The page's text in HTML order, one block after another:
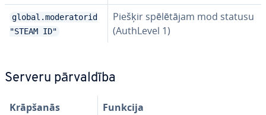
global.moderatorid
"STEAM ID"
Piešķir spē­lē­tā­jam mod statusu
(AuthLevel 1)
Serveru pār­val­dī­ba
Krāpšanās Funkcija